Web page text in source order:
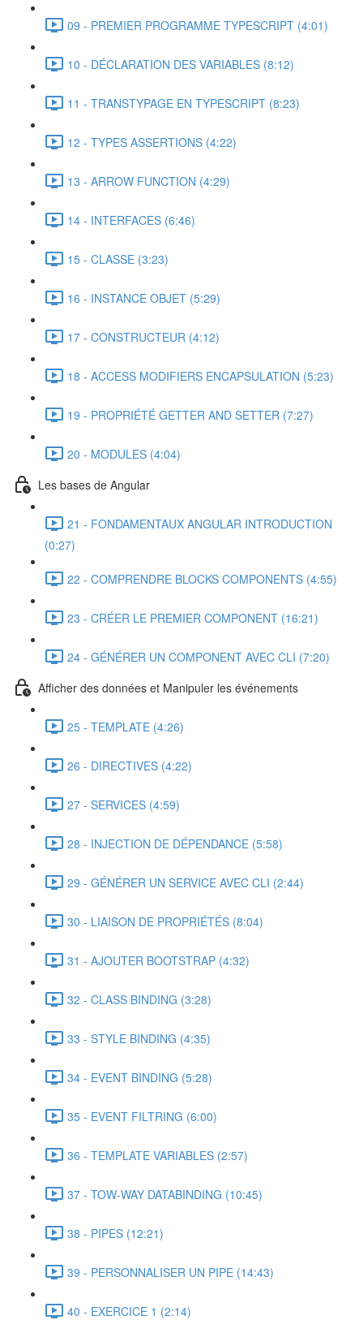
09 - PREMIER PROGRAMME TYPESCRIPT (4:01)
10 - DÉCLARATION DES VARIABLES (8:12)
11 - TRANSTYPAGE EN TYPESCRIPT (8:23)
12 - TYPES ASSERTIONS (4:22)
13 - ARROW FUNCTION (4:29)
14 - INTERFACES (6:46)
15 - CLASSE (3:23)
16 - INSTANCE OBJET (5:29)
17 - CONSTRUCTEUR (4:12)
18 - ACCESS MODIFIERS ENCAPSULATION (5:23)
19 - PROPRIÉTÉ GETTER AND SETTER (7:27)
20 - MODULES (4:04)
Les bases de Angular
21 - FONDAMENTAUX ANGULAR INTRODUCTION
(0:27)
22 - COMPRENDRE BLOCKS COMPONENTS (4:55)
23 - CRÉER LE PREMIER COMPONENT (16:21)
24 - GÉNÉRER UN COMPONENT AVEC CLI (7:20)
Afficher des données et Manipuler les événements
25 - TEMPLATE (4:26)
26 - DIRECTIVES (4:22)
27 - SERVICES (4:59)
28 - INJECTION DE DÉPENDANCE (5:58)
29 - GÉNÉRER UN SERVICE AVEC CLI (2:44)
30 - LIAISON DE PROPRIÉTÉS (8:04)
31 - AJOUTER BOOTSTRAP (4:32)
32 - CLASS BINDING (3:28)
33 - STYLE BINDING (4:35)
34 - EVENT BINDING (5:28)
35 - EVENT FILTRING (6:00)
36 - TEMPLATE VARIABLES (2:57)
37 - TOW-WAY DATABINDING (10:45)
38 - PIPES (12:21)
39 - PERSONNALISER UN PIPE (14:43)
40 - EXERCICE 1 (2:14)